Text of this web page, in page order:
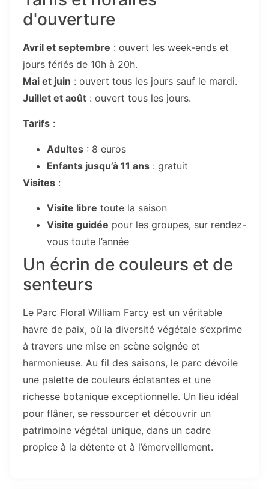
d'ouverture
Avril et septembre : ouvert les week-ends et
jours fériés de 10h à 20h.
Mai et juin : ouvert tous les jours sauf le mardi.
Juillet et août : ouvert tous les jours.
Tarifs :
Adultes : 8 euros
Enfants jusqu’à 11 ans : gratuit
Visites :
Visite libre toute la saison
Visite guidée pour les groupes, sur rendez-
vous toute l’année
Un écrin de couleurs et de
senteurs
Le Parc Floral William Farcy est un véritable
havre de paix, où la diversité végétale s’exprime
à travers une mise en scène soignée et
harmonieuse. Au fil des saisons, le parc dévoile
une palette de couleurs éclatantes et une
richesse botanique exceptionnelle. Un lieu idéal
pour flâner, se ressourcer et découvrir un
patrimoine végétal unique, dans un cadre
propice à la détente et à l’émerveillement.